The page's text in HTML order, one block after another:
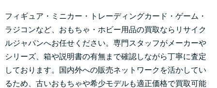
フィギュア・ミニカー・トレーディングカード・ゲーム・
ラジコンなど、おもちゃ・ホビー用品の買取ならリサイク
ルジャパンへお任せください。専門スタッフがメーカーや
シリーズ、箱や説明書の有無まで確認しながら丁寧に査定
しております。国内外への販売ネットワークを活かしてい
るため、古いおもちゃや希少モデルも適正価格で買取可能